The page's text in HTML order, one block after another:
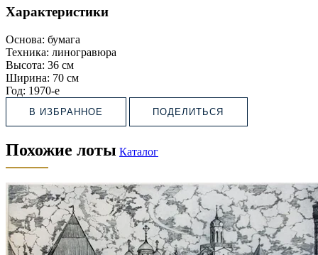
Характеристики
Основа: бумага
Техника: линогравюра
Высота: 36 см
Ширина: 70 см
Год: 1970-е
В ИЗБРАННОЕ ПОДЕЛИТЬСЯ
Похожие лоты Каталог